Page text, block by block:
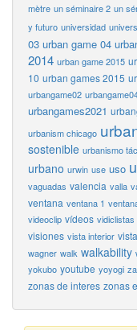
mètre un séminaire 2 un
y futuro universidad
03 urban game 04
2014 urban game 2015
10 urban games 2015
urbangame02
urbangames2021
urbanism chicago
sostenible urbanismo
urbano urwin use uso
vaguadas valencia valla
ventana ventana 1
videoclip vídeos vidiclistas
visiones vista interior
wagner walk walkability
yokubo youtube yoyogi
zonas de interes zonas